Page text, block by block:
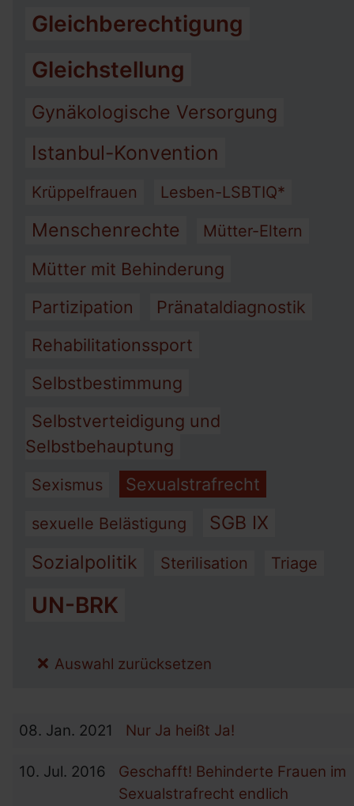
Gleichberechtigung
Gleichstellung
Gynäkologische Versorgung
Istanbul-Konvention
Krüppelfrauen Lesben-LSBTIQ*
Menschenrechte Mütter-Eltern
Mütter mit Behinderung
Partizipation
Pränataldiagnostik
Rehabilitationssport
Selbstbestimmung
Selbstverteidigung und
Selbstbehauptung
Sexismus Sexualstrafrecht
sexuelle Belästigung
SGB IX
Sozialpolitik
Sterilisation Triage
UN-BRK
Auswahl zurücksetzen
08. Jan. 2021 Nur Ja heißt Ja!
10. Jul. 2016
Geschafft! Behinderte Frauen im
Sexualstrafrecht endlich